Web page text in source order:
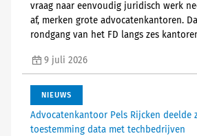
vraag naar eenvoudig juridisch werk
af, merken grote advocatenkantoren.
rondgang van het FD langs zes
9 juli 2026
NIEUWS
Advocatenkantoor Pels Rijcken deelde
toestemming data met techbedrijven